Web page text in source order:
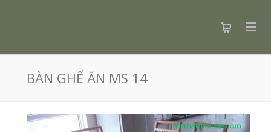
BÀN GHẾ ĂN MS 14